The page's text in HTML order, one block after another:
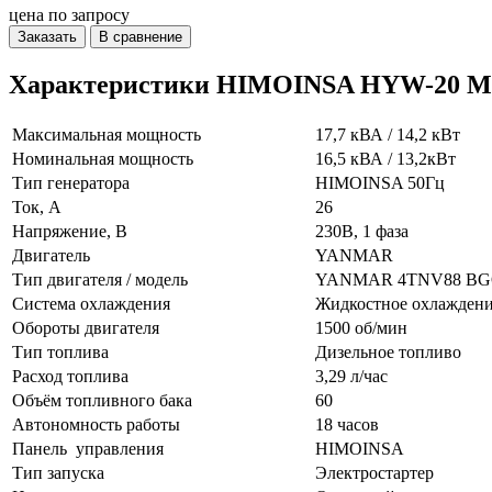
цена по запросу
Заказать В сравнение
Характеристики HIMOINSA HYW-20
Максимальная мощность
17,7 кВА / 14,2 кВт
Номинальная мощность
16,5 кВА / 13,2кВт
Тип генератора
HIMOINSA 50Гц
Ток, А
26
Напряжение, В
230В, 1 фаза
Двигатель
YANMAR
Тип двигателя / модель
YANMAR 4TNV88
Система охлаждения
Жидкостное
Обороты двигателя
1500 об/мин
Тип топлива
Дизельное топливо
Расход топлива
3,29 л/час
Объём топливного бака
60
Автономность работы
18 часов
Панель управления
HIMOINSA
Тип запуска
Электростартер